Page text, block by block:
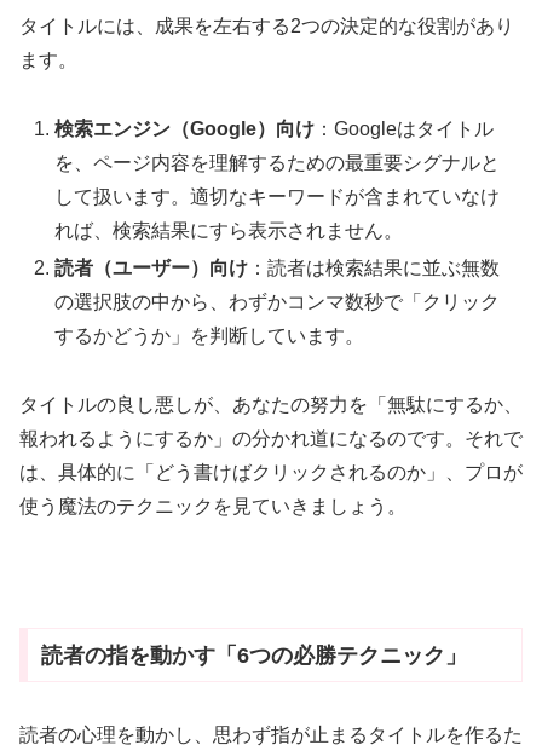
タイトルには、成果を左右する2つの決定的な役割があり
ます。
検索エンジン（Google）向け ：Googleはタイトル
を、ページ内容を理解するための最重要シグナルと
して扱います。適切なキーワードが含まれていなけ
れば、検索結果にすら表示されません。
読者（ユーザー）向け ：読者は検索結果に並ぶ無数
の選択肢の中から、わずかコンマ数秒で「クリック
するかどうか」を判断しています。
タイトルの良し悪しが、あなたの努力を「無駄にするか、
報われるようにするか」の分かれ道になるのです。それで
は、具体的に「どう書けばクリックされるのか」、プロが
使う魔法のテクニックを見ていきましょう。
読者の指を動かす「6つの必勝テクニック」
読者の心理を動かし、思わず指が止まるタイトルを作るた